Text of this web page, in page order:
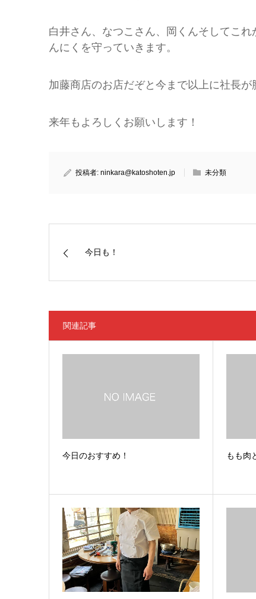
白井さん、なつこさん、岡くんそしてこ
んにくを守っていきます。
加藤商店のお店だぞと今まで以上に社長
来年もよろしくお願いします！
投稿者: ninkara@katoshoten.jp 未分類
今日も！
関連記事
今日のおすすめ！ もも肉